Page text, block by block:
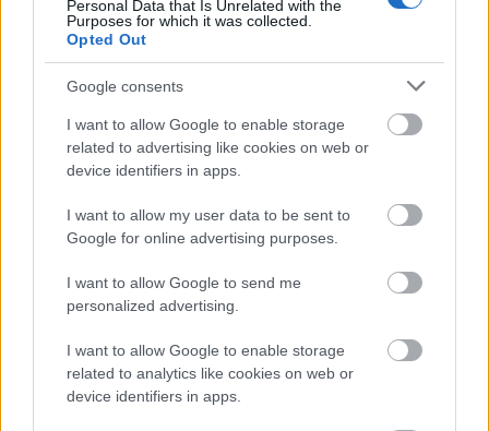
Personal Data that Is Unrelated with the
Purposes for which it was collected.
Opted Out
Google consents
I want to allow Google to enable storage
related to advertising like cookies on web or
device identifiers in apps.
I want to allow my user data to be sent to
Google for online advertising purposes.
I want to allow Google to send me
personalized advertising.
I want to allow Google to enable storage
related to analytics like cookies on web or
device identifiers in apps.
μέρες
Μάθε πρώτος όλες τις σημαντικές
ειδήσεις.
Βάλε το proson.gr στα αποτελέσματα
αναζήτησης της Google
Δημοφιλείς Ειδήσεις